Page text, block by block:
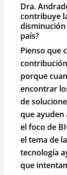
Dra.
contribuye
disminución
país?
Pienso que
porque
encontrar
de
que
el foco de
el tema de
tecnología
que